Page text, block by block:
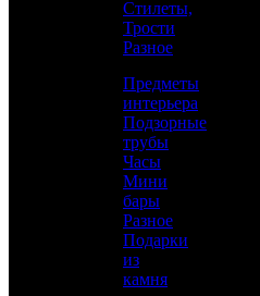
48 600 р.
Сравнить товар
Рассчитать доставку СДЭК
Стилеты,
Трости
Разное
Предметы
интерьера
Подзорные
трубы
Часы
Мини
бары
Разное
Подарки
из
камня